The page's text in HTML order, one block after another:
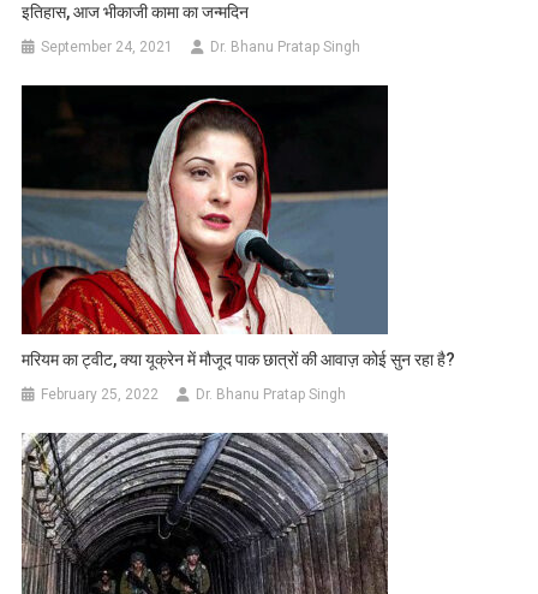
इतिहास, आज भीकाजी कामा का जन्मदिन
September 24, 2021 Dr. Bhanu Pratap Singh
मरियम का ट्वीट, क्या यूक्रेन में मौजूद पाक छात्रों की आवाज़ कोई सुन रहा है?
February 25, 2022 Dr. Bhanu Pratap Singh